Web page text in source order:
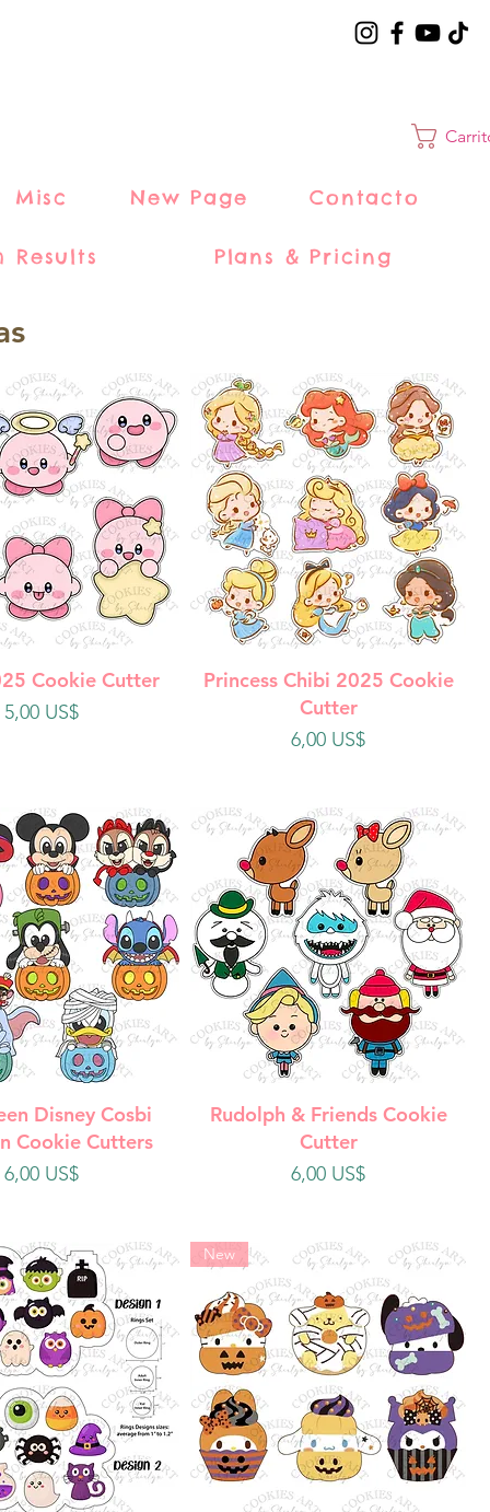
Misc New Page Contacto
Results Plans & Pricing
rápida
Cookie Cutter
Precio
5,00 US$
Vista rápida
Princess Chibi 2025 Cookie
Cutter
Precio
6,00 US$
rápida
Disney Cosbi
Cookie Cutters
Precio
6,00 US$
Vista rápida
Rudolph & Friends Cookie
Cutter
Precio
6,00 US$
New